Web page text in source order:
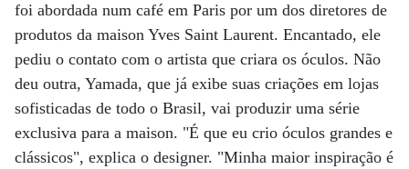
foi abordada num café em Paris por um dos diretores de
produtos da maison Yves Saint Laurent. Encantado, ele
pediu o contato com o artista que criara os óculos. Não
deu outra, Yamada, que já exibe suas criações em lojas
sofisticadas de todo o Brasil, vai produzir uma série
exclusiva para a maison. "É que eu crio óculos grandes e
clássicos", explica o designer. "Minha maior inspiração é